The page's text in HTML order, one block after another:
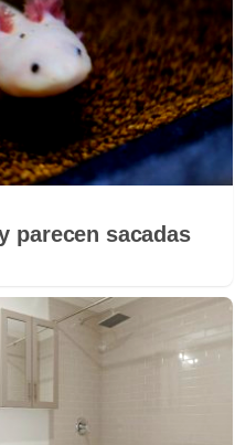
parecen sacadas